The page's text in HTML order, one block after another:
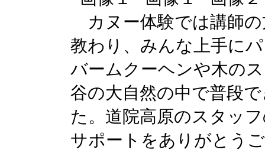
カヌー体験では講師
教わり、みんな上手に
バームクーヘンや木の
谷の大自然の中で普段
た。道院高原のスタッ
サポートをありがとう